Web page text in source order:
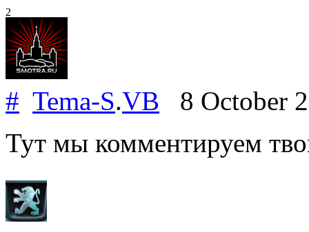
2
# Tema-S.VB 8 October
Тут мы комментируем